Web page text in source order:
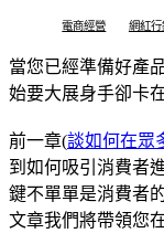
電商經營 網紅行
當您已經準備好產
始要大展身手卻卡
前一章(談如何在眾
到如何吸引消費者
鍵不單單是消費者
文章我們將帶領您